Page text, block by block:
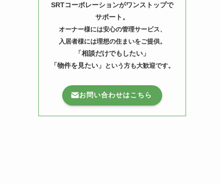
SRTコーポレーションがワンストップで
サポート。
オーナー様には安心の管理サービス、
入居者様には理想の住まいをご提供。
「相談だけでもしたい」
「物件を見たい」 という方も大歓迎です。
お問い合わせはこちら